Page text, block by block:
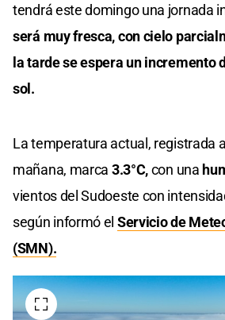
tendrá este domingo una jornada
será muy fresca, con cielo
la tarde se espera un incremento
sol.
La temperatura actual, registrada
mañana, marca 3.3°C,con una
vientos del Sudoeste con
según informó el Servicio de
(SMN).